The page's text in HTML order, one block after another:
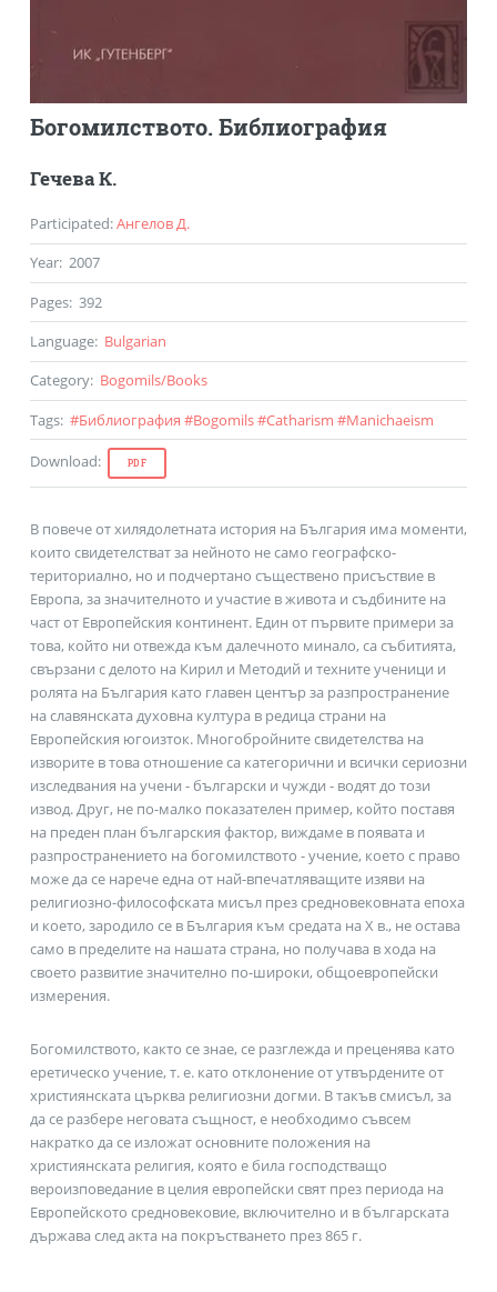
Богомилството. Библиография
Гечева К.
Participated:Ангелов Д.
Year: 2007
Pages: 392
Language: Bulgarian
Category: Bogomils/Books
Tags: #Библиография #Bogomils#Catharism #Manichaeism
Download: PDF
В повече от хилядолетната история на България има моменти,
които свидетелстват за нейното не само географско-
териториално, но и подчертано съществено присъствие в
Европа, за значителното и участие в живота и съдбините на
част от Европейския континент. Един от първите примери за
това, който ни отвежда към далечното минало, са събитията,
свързани с делото на Кирил и Методий и техните ученици и
ролята на България като главен център за разпространение
на славянската духовна култура в редица страни на
Европейския югоизток. Многобройните свидетелства на
изворите в това отношение са категорични и всички сериозни
изследвания на учени - български и чужди - водят до този
извод. Друг, не по-малко показателен пример, който поставя
на преден план българския фактор, виждаме в появата и
разпространението на богомилството - учение, което с право
може да се нарече една от най-впечатляващите изяви на
религиозно-философската мисъл през средновековната епоха
и което, зародило се в България към средата на X в., не остава
само в пределите на нашата страна, но получава в хода на
своето развитие значително по-широки, общоевропейски
измерения.
Богомилството, както се знае, се разглежда и преценява като
еретическо учение, т. е. като отклонение от утвърдените от
християнската църква религиозни догми. В такъв смисъл, за
да се разбере неговата същност, е необходимо съвсем
накратко да се изложат основните положения на
християнската религия, която е била господстващо
вероизповедание в целия европейски свят през периода на
Европейското средновековие, включително и в българската
държава след акта на покръстването през 865 г.